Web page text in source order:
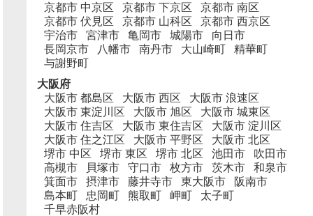
京都市 中京区
京都市 下京区
京都市 南区
京都市 伏見区
京都市 山科区
京都市 西京区
宇治市
宮津市 亀岡市 城陽市
向日市
長岡京市
八幡市 南丹市 大山崎町
精華町
与謝野町
大阪府
大阪市 都島区
大阪市 西区
大阪市 浪速区
大阪市 東淀川区
大阪市 旭区
大阪市 城東区
大阪市 住吉区
大阪市 東住吉区
大阪市 淀川区
大阪市 住之江区
大阪市 平野区
大阪市 北区
堺市 中区
堺市 東区 堺市 北区 池田市
吹田市
高槻市
貝塚市 守口市 枚方市 茨木市
和泉市
箕面市
摂津市 藤井寺市 東大阪市
阪南市
島本町
忠岡町 熊取町 岬町
太子町
千早赤阪村